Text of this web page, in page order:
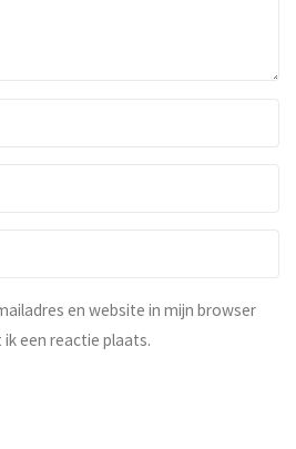
en website in mijn browser
een reactie plaats.